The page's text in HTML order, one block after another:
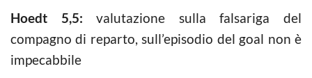
Hoedt 5,5: valutazione sulla falsariga del
compagno di reparto, sull’episodio del goal non è
impecabbile